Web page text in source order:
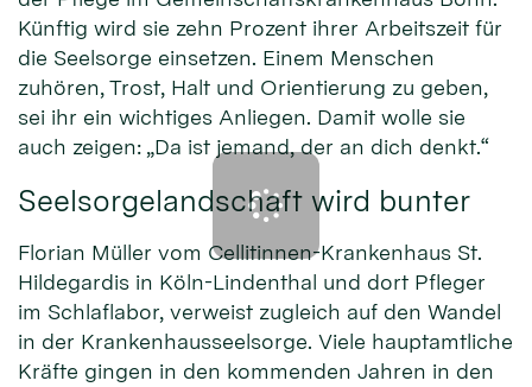
Künftig wird sie zehn Prozent ihrer Arbeitszeit für
die Seelsorge einsetzen. Einem Menschen
zuhören, Trost, Halt und Orientierung zu geben,
sei ihr ein wichtiges Anliegen. Damit wolle sie
auch zeigen: „Da ist jemand, der an dich denkt.“
Seelsorgelandschaft wird bunter
Florian Müller vom Cellitinnen-Krankenhaus St.
Hildegardis in Köln-Lindenthal und dort Pfleger
im Schlaflabor, verweist zugleich auf den Wandel
in der Krankenhausseelsorge. Viele hauptamtliche
Kräfte gingen in den kommenden Jahren in den